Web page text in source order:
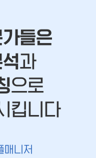
들은
과
으로
킵니다
매니저